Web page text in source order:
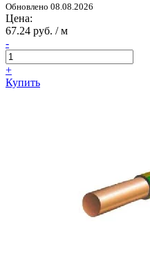
Обновлено 08.08.2026
Цена:
67.24 руб. / м
-
+
Купить